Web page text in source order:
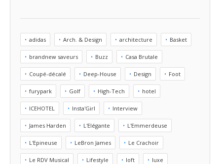
adidas Arch. & Design architecture Basket
brandnew saveurs Buzz Casa Brutale
Coupé-décalé Deep-House Design Foot
furypark Golf High-Tech hotel
ICEHOTEL Insta'Girl Interview
James Harden L'Elégante L'Emmerdeuse
L'Epineuse LeBron James Le Crachoir
Le RDV Musical Lifestyle loft luxe